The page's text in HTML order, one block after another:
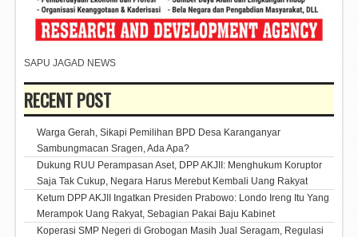
SAPU JAGAD NEWS
RECENT POST
Warga Gerah, Sikapi Pemilihan BPD Desa Karanganyar
Sambungmacan Sragen, Ada Apa?
Dukung RUU Perampasan Aset, DPP AKJII: Menghukum Koruptor
Saja Tak Cukup, Negara Harus Merebut Kembali Uang Rakyat
Ketum DPP AKJII Ingatkan Presiden Prabowo: Londo Ireng Itu Yang
Merampok Uang Rakyat, Sebagian Pakai Baju Kabinet
Koperasi SMP Negeri di Grobogan Masih Jual Seragam, Regulasi